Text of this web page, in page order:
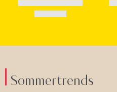
Sommertrends